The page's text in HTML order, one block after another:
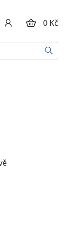
0 Kč
Hledat